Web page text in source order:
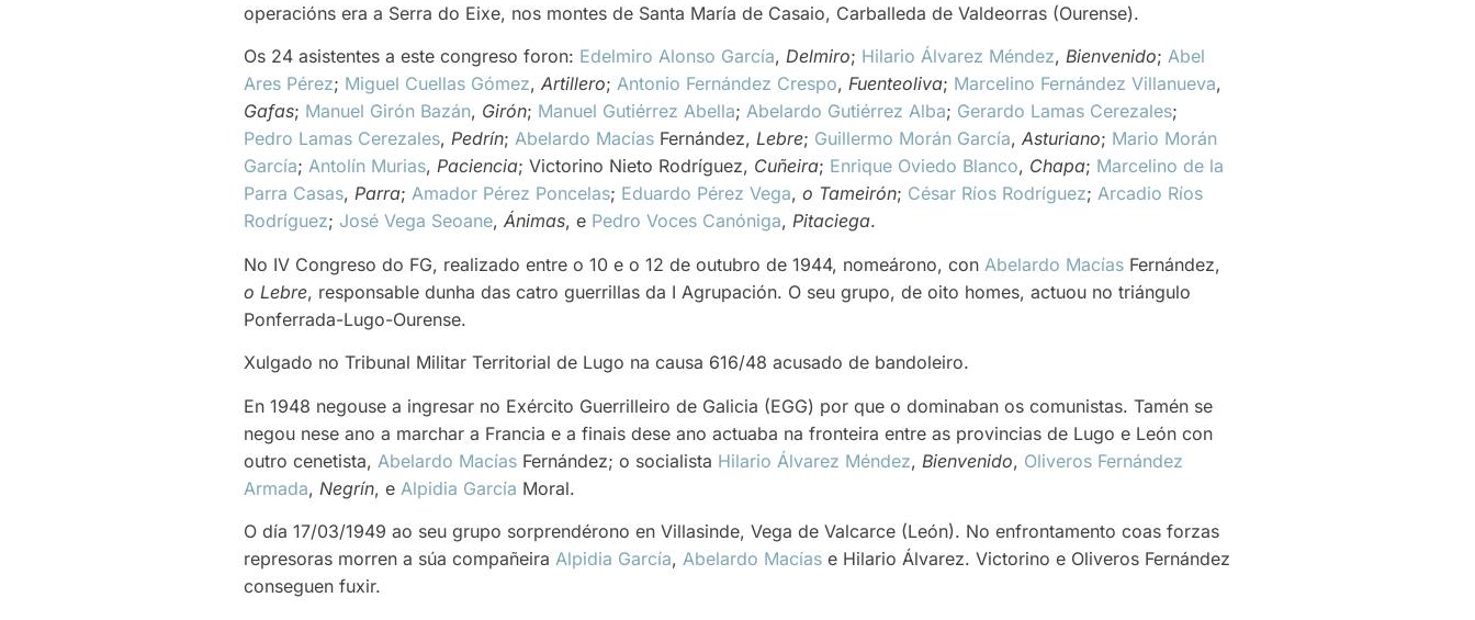
operacións era a Serra do Eixe, nos montes de Santa María de Casaio, Carballeda de Valdeorras (Ourense).
Os 24 asistentes a este congreso foron: Edelmiro Alonso García, Delmiro; Hilario Álvarez Méndez, Bienvenido; Abel
Ares Pérez; Miguel Cuellas Gómez, Artillero; Antonio Fernández Crespo, Fuenteoliva; Marcelino Fernández Villanueva,
Gafas; Manuel Girón Bazán, Girón; Manuel Gutiérrez Abella; Abelardo Gutiérrez Alba; Gerardo Lamas Cerezales;
Pedro Lamas Cerezales, Pedrín; Abelardo Macías Fernández, Lebre; Guillermo Morán García, Asturiano; Mario Morán
García; Antolín Murias, Paciencia; Victorino Nieto Rodríguez, Cuñeira; Enrique Oviedo Blanco, Chapa; Marcelino de la
Parra Casas, Parra; Amador Pérez Poncelas; Eduardo Pérez Vega, o Tameirón; César Ríos Rodríguez; Arcadio Ríos
Rodríguez; José Vega Seoane, Ánimas, e Pedro Voces Canóniga, Pitaciega.
No IV Congreso do FG, realizado entre o 10 e o 12 de outubro de 1944, nomeárono, con Abelardo Macías Fernández,
o Lebre, responsable dunha das catro guerrillas da I Agrupación. O seu grupo, de oito homes, actuou no triángulo
Ponferrada-Lugo-Ourense.
Xulgado no Tribunal Militar Territorial de Lugo na causa 616/48 acusado de bandoleiro.
En 1948 negouse a ingresar no Exército Guerrilleiro de Galicia (EGG) por que o dominaban os comunistas. Tamén se
negou nese ano a marchar a Francia e a finais dese ano actuaba na fronteira entre as provincias de Lugo e León con
outro cenetista, Abelardo Macías Fernández; o socialista Hilario Álvarez Méndez, Bienvenido, Oliveros Fernández
Armada, Negrín, e Alpidia García Moral.
O día 17/03/1949 ao seu grupo sorprendérono en Villasinde, Vega de Valcarce (León). No enfrontamento coas forzas
represoras morren a súa compañeira Alpidia García, Abelardo Macías e Hilario Álvarez. Victorino e Oliveros Fernández
conseguen fuxir.